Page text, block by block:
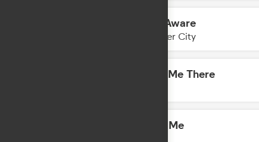
Self Aware
Temper City
Take Me There
Hate Me